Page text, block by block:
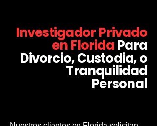
Investigador Privado
en FloridaPara
Divorcio, Custodia, o
Tranquilidad
Personal